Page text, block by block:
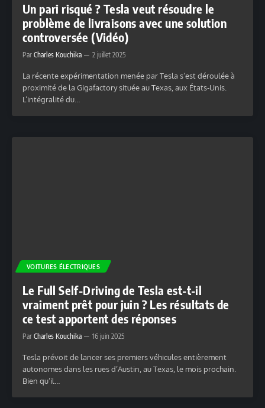
Un pari risqué ? Tesla veut résoudre le
problème de livraisons avec une solution
controversée (Vidéo)
Par Charles Kouchika 2 juillet 2025
La récente expérimentation menée par Tesla s’est déroulée à
proximité de la Gigafactory située au Texas, aux États-Unis.
L’intégralité du…
VOITURES ÉLECTRIQUES
Le Full Self-Driving de Tesla est-t-il
vraiment prêt pour juin ? Les résultats de
ce test apportent des réponses
Par Charles Kouchika 16 juin 2025
Tesla prévoit de lancer ses premiers véhicules entièrement
autonomes dans les rues d’Austin, au Texas, le mois prochain.
Bien qu’il…